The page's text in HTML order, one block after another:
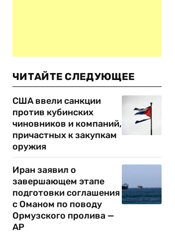
ЧИТАЙТЕ СЛЕДУЮЩЕЕ
США ввели санкции
против кубинских
чиновников и компаний,
причастных к закупкам
оружия
Иран заявил о
завершающем этапе
подготовки соглашения
с Оманом по поводу
Ормузского пролива —
AP